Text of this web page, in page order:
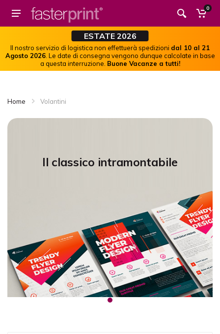
0
ESTATE 2026
Il nostro servizio di logistica non effettuerà spedizioni dal 10 al 21
Agosto 2026. Le date di consegna vengono dunque calcolate in base
a questa interruzione. Buone Vacanze a tutti!
Home Volantini
Il classico intramontabile